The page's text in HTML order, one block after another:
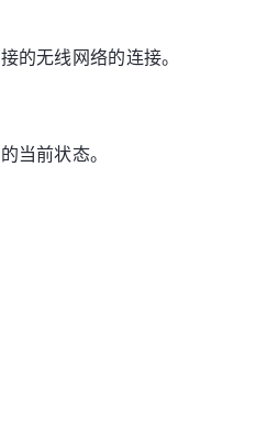
的无线网络的连接。
当前状态。